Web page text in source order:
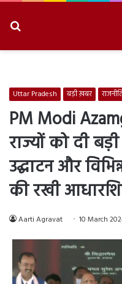
Uttar Pradesh बड़ी ख़बर
PM Modi
राज्यों को दी
उद्घाटन और
की रखी
Aarti Agravat 10 March